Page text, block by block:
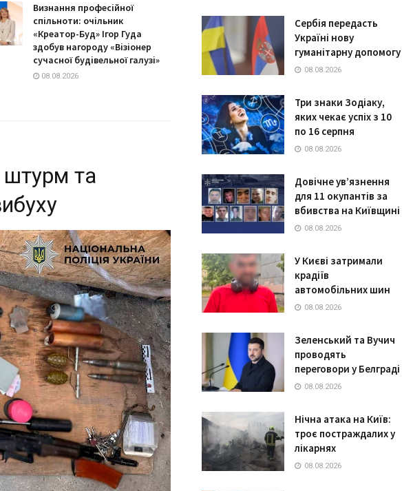
Визнання професійної
спільноти: очільник
«Креатор-Буд» Ігор Гуда
здобув нагороду «Візіонер
сучасної будівельної галузі»
08.08.2026
штурм та
Сербія передасть
Україні нову
гуманітарну допомогу
08.08.2026
Три знаки Зодіаку,
яких чекає успіх з 10
по 16 серпня
08.08.2026
Довічне ув’язнення
для 11 окупантів за
вбивства на Київщині
08.08.2026
У Києві затримали
крадіїв
автомобільних шин
08.08.2026
Зеленський та Вучич
проводять
переговори у Белграді
08.08.2026
Нічна атака на Київ:
троє постраждалих у
лікарнях
08.08.2026